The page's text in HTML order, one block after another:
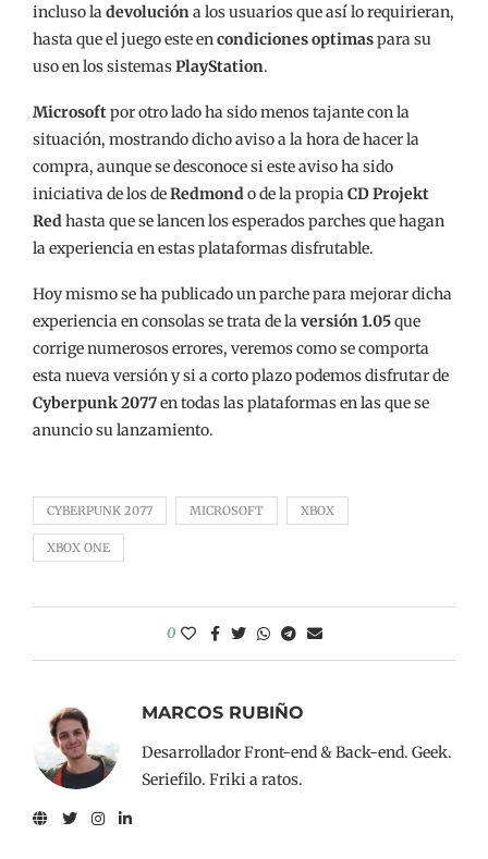
incluso ladevolucióna los usuarios que así lo requirieran,
hasta que el juego este encondiciones optimaspara su
uso en los sistemasPlayStation.
Microsoftpor otro lado ha sido menos tajante con la
situación, mostrando dicho aviso a la hora de hacer la
compra, aunque se desconoce si este aviso ha sido
iniciativa de los deRedmondo de la propiaCD Projekt
Redhasta que se lancen los esperados parches que hagan
la experiencia en estas plataformas disfrutable.
Hoy mismo se ha publicado un parche para mejorar dicha
experiencia en consolas se trata de laversión 1.05que
corrige numerosos errores, veremos como se comporta
esta nueva versión y si a corto plazo podemos disfrutar de
Cyberpunk 2077en todas las plataformas en las que se
anuncio su lanzamiento.
CYBERPUNK 2077 MICROSOFT XBOX
XBOX ONE
0
MARCOS RUBIÑO
Desarrollador Front-end & Back-end. Geek.
Seriefilo. Friki a ratos.